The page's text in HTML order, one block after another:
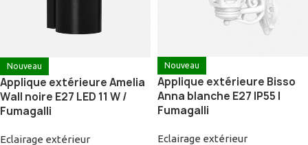
Nouveau
Applique extérieure Amelia
Wall noire E27 LED 11 W /
Fumagalli
Eclairage extérieur
Nouveau
Applique extérieure Bisso
Anna blanche E27 IP55 |
Fumagalli
Eclairage extérieur